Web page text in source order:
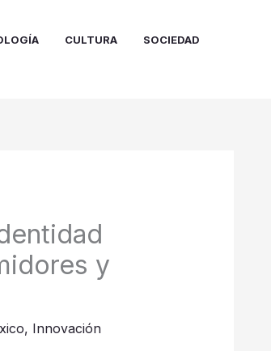
CULTURA
SOCIEDAD
y
, Innovación